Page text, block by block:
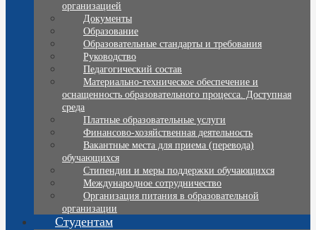
организацией
Документы
Образование
Образовательные стандарты и требования
Руководство
Педагогический состав
Материально-техническое обеспечение и
оснащенность образовательного процесса. Доступная
среда
Платные образовательные услуги
Финансово-хозяйственная деятельность
Вакантные места для приема (перевода)
обучающихся
Стипендии и меры поддержки обучающихся
Международное сотрудничество
Организация питания в образовательной
организации
Студентам